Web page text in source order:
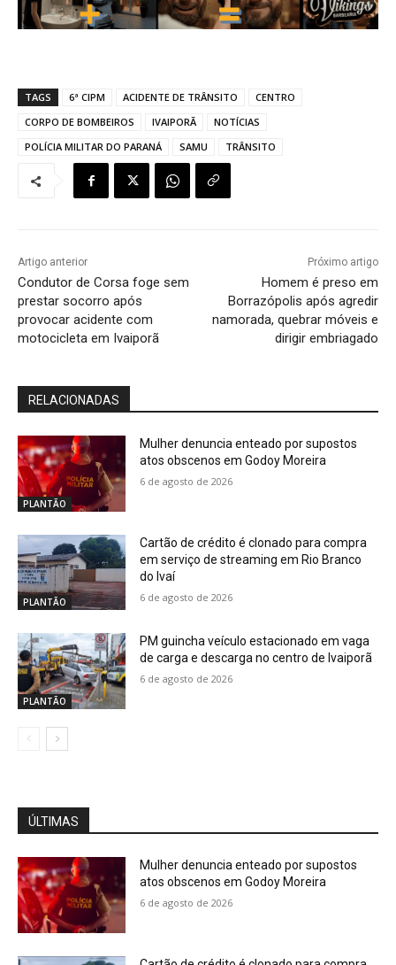
TAGS 6ª CIPM ACIDENTE DE TRÂNSITO
CENTRO
CORPO DE BOMBEIROS
IVAIPORÃ
NOTÍCIAS
POLÍCIA MILITAR DO PARANÁ
SAMU TRÂNSITO
Artigo anterior
Condutor de Corsa foge sem
prestar socorro após
provocar acidente com
motocicleta em Ivaiporã
Próximo artigo
Homem é preso em
Borrazópolis após agredir
namorada, quebrar móveis e
dirigir embriagado
RELACIONADAS
PLANTÃO
Mulher denuncia enteado por supostos
atos obscenos em Godoy Moreira
6 de agosto de 2026
PLANTÃO
Cartão de crédito é clonado para compra
em serviço de streaming em Rio Branco
do Ivaí
6 de agosto de 2026
PLANTÃO
PM guincha veículo estacionado em vaga
de carga e descarga no centro de Ivaiporã
6 de agosto de 2026
ÚLTIMAS
Mulher denuncia enteado por supostos
atos obscenos em Godoy Moreira
6 de agosto de 2026